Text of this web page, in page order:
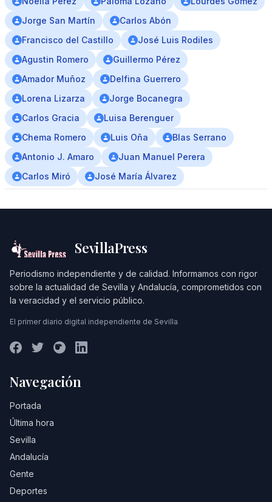
Jorge San Martín
Carlos Abón
Francisco del Castillo
José Luis Rodiles
Agustin Romero
Guillermo Pérez
Amador Muñoz
Delfina Guerrero
Lorena Lizarza
Jorge Bocanegra
Carlos Gracia
Luisa Berenguer
Chema Romero
Luis Oña
Blas Serrano
Antonio J. Amaro
Juan Manuel Perera
Carlos Miró
José María Álvarez
SevillaPress
Periodismo independiente y de calidad. Informamos con rigor
sobre la actualidad de Sevilla y Andalucía, comprometidos con
la veracidad y el servicio público.
El primer diario digital independiente de Sevilla
Navegación
Portada
Última hora
Sevilla
Andalucía
Gente
Deportes